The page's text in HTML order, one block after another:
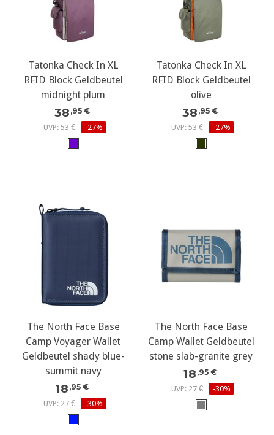
Tatonka Check In XL
RFID Block Geldbeutel
midnight plum
38 ,95 €
UVP: 53 €
-27%
Tatonka Check In XL
RFID Block Geldbeutel
olive
38 ,95 €
UVP: 53 €
-27%
The North Face Base
Camp Voyager Wallet
Geldbeutel shady blue-
summit navy
18 ,95 €
UVP: 27 €
-30%
The North Face Base
Camp Wallet Geldbeutel
stone slab-granite grey
18 ,95 €
UVP: 27 €
-30%